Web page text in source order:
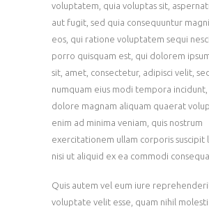
voluptatem, quia voluptas sit,
aut fugit, sed quia consequuntur
eos, qui ratione voluptatem sequi
porro quisquam est, qui dolorem
sit, amet, consectetur, adipisci velit,
numquam eius modi tempora
dolore magnam aliquam quaerat
enim ad minima veniam, quis nostrum
exercitationem ullam corporis suscipit
nisi ut aliquid ex ea commodi
Quis autem vel eum iure
voluptate velit esse, quam nihil